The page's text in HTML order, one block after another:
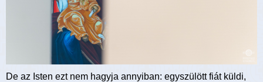
De az Isten ezt nem hagyja annyiban: egyszülött fiát küldi,